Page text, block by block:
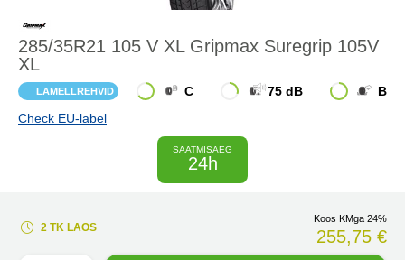
285/35R21 105 V XL Gripmax Suregrip 105V
XL
LAMELLREHVID C 75 dB
B
Check EU-label
SAATMISAEG
24h
2 TK LAOS
Koos KMga 24%
255,75 €